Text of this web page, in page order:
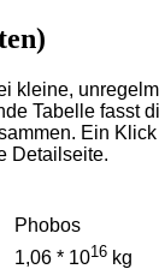
kleine,
Tabelle fasst
Ein
Detailseite.
Phobos
1,06 * 1016 kg